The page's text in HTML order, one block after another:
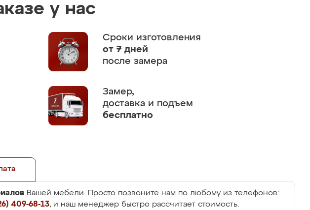
у нас
Сроки изготовления
от 7 дней
после замера
Замер,
доставка и подъем
бесплатно
Вашей мебели. Просто позвоните нам по любому из телефонов:
409-68-13, и наш менеджер быстро рассчитает стоимость.